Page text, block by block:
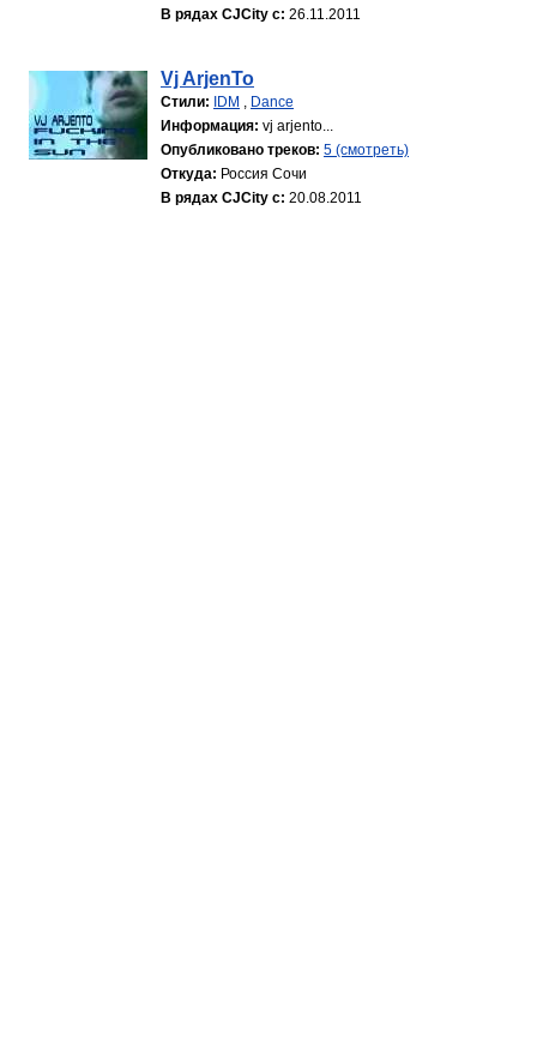
В рядах CJCity с: 26.11.2011
Vj ArjenTo
Стили: IDM , Dance
Информация: vj arjento...
Опубликовано треков: 5 (смотреть)
Откуда: Россия Сочи
В рядах CJCity с: 20.08.2011